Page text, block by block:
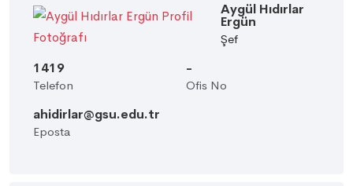
Aygül Hıdırlar
Ergün
Şef
1419
Telefon
-
Ofis No
ahidirlar@gsu.edu.tr
Eposta